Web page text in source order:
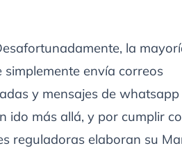
la
envía correos
y mensajes de
ido más allá, y por cumplir
reguladoras elaboran su